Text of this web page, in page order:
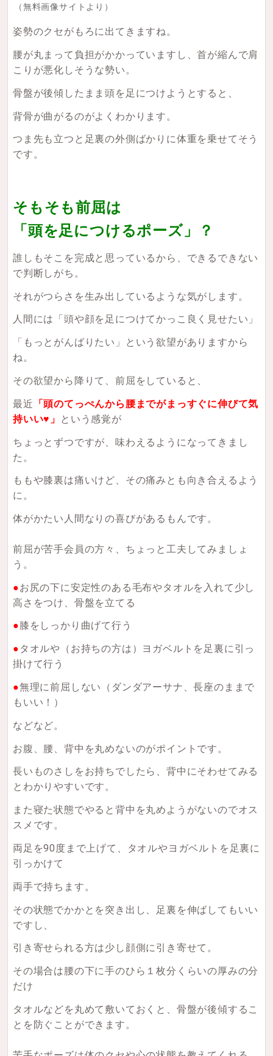
（無料画像サイトより）
姿勢のクセがもろに出てきますね。
腰が丸まって負担がかかっていますし、首が縮んで肩
こりが悪化しそうな勢い。
骨盤が後傾したまま頭を足につけようとすると、
背骨が曲がるのがよくわかります。
つま先も立つと足裏の外側ばかりに体重を乗せてそう
です。
そもそも前屈は
「頭を足につけるポーズ」？
誰しもそこを完成と思っているから、できるできない
で判断しがち。
それがつらさを生み出しているような気がします。
人間には「頭や顔を足につけてかっこ良く見せたい」
「もっとがんばりたい」という欲望がありますから
ね。
その欲望から降りて、前屈をしていると、
最近 「頭のてっぺんから腰までがまっすぐに伸びて気
持いい♥️」
という感覚が
ちょっとずつですが、味わえるようになってきまし
た。
ももや膝裏は痛いけど、その痛みとも向き合えるよう
に。
体がかたい人間なりの喜びがあるもんです。
前屈が苦手会員の方々、ちょっと工夫してみましょ
う。
●お尻の下に安定性のある毛布やタオルを入れて少し
高さをつけ、骨盤を立てる
●膝をしっかり曲げて行う
● タオルや（お持ちの方は）ヨガベルトを足裏に引っ
掛けて行う
●無理に前屈しない（ダンダアーサナ、長座のままで
もいい！）
などなど。
お腹、腰、背中を丸めないのがポイントです。
長いものさしをお持ちでしたら、背中にそわせてみる
とわかりやすいです。
また寝た状態でやると背中を丸めようがないのでオス
スメです。
両足を90度まで上げて、タオルやヨガベルトを足裏に
引っかけて
両手で持ちます。
その状態でかかとを突き出し、足裏を伸ばしてもいい
ですし、
引き寄せられる方は少し顔側に引き寄せて。
その場合は腰の下に手のひら１枚分くらいの厚みの分
だけ
タオルなどを丸めて敷いておくと、骨盤が後傾するこ
とを防ぐことができます。